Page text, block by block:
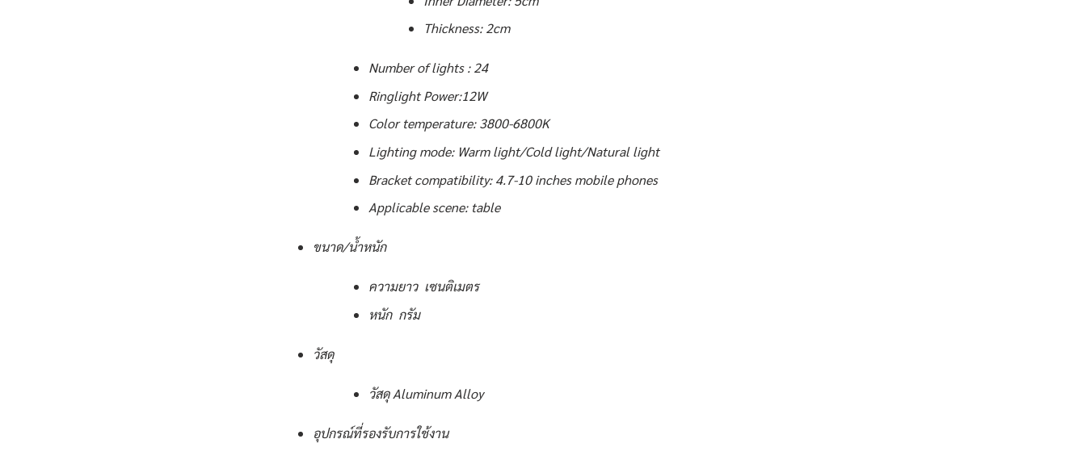
Thickness: 2cm
Number of lights : 24
Ringlight Power:12W
Color temperature: 3800-6800K
Lighting mode: Warm light/Cold light/Natural light
Bracket compatibility: 4.7-10 inches mobile phones
Applicable scene: table
ขนาด/น้ำหนัก
ความยาว เซนติเมตร
หนัก กรัม
วัสดุ
วัสดุ Aluminum Alloy
อุปกรณ์ที่รองรับการใช้งาน